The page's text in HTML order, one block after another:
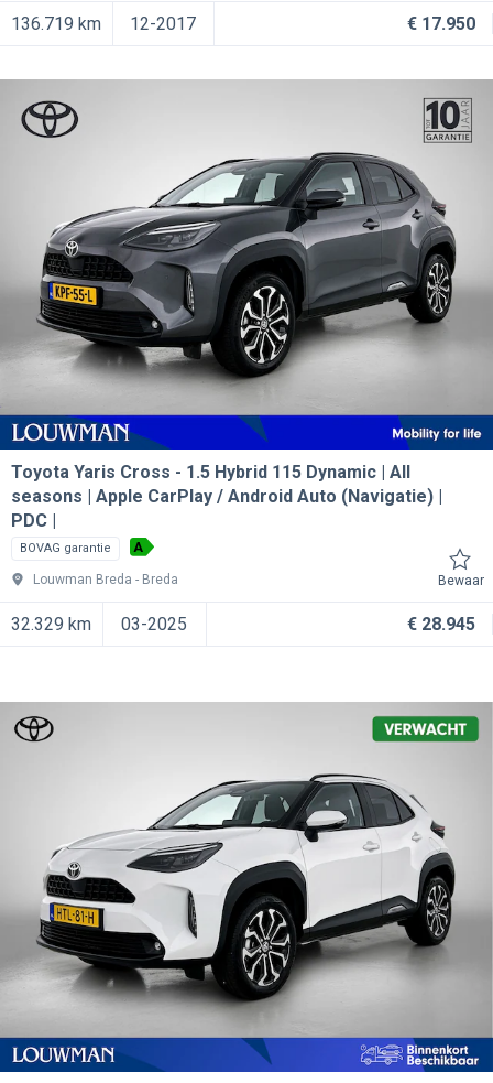
136.719 km 12-2017 € 17.950
Toyota Yaris Cross
1.5 Hybrid 115 Dynamic | All
seasons | Apple CarPlay / Android Auto (Navigatie) |
PDC |
BOVAG garantie A
Louwman Breda Breda Bewaar
32.329 km 03-2025 € 28.945